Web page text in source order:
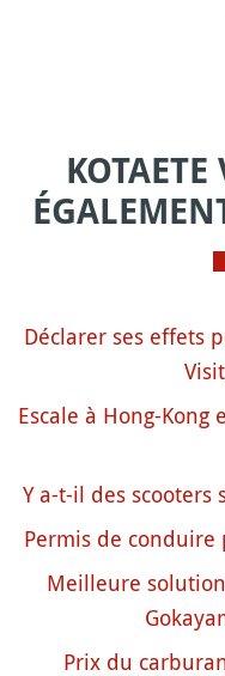
KOTAETE
Déclarer ses effets
Escale à Hong-
Y a-t-il des scooters
Permis de conduire
Meilleure
Prix du